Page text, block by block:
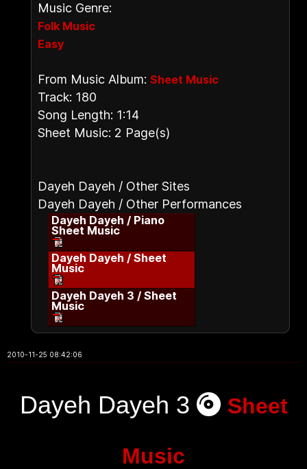
Music Genre:
Folk Music
Easy
From Music Album: Sheet Music
Track: 180
Song Length: 1:14
Sheet Music: 2 Page(s)
Dayeh Dayeh / Other Sites
Dayeh Dayeh / Other Performances
Dayeh Dayeh / Piano
Sheet Music
Dayeh Dayeh / Sheet
Music
Dayeh Dayeh 3 / Sheet
Music
2010-11-25 08:42:06
Dayeh Dayeh 3 Sheet
Music